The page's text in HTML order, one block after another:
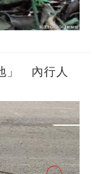
」 內行人